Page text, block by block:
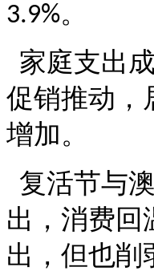
3.9%。
家庭支出
促销推动，
增加。
复活节与
出，消费回
出，但也削